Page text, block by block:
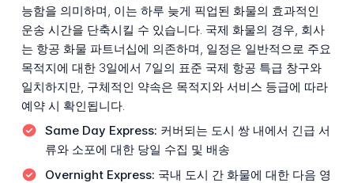
능함을 의미하며, 이는 하루 늦게 픽업된 화물의 효과적인
운송 시간을 단축시킬 수 있습니다. 국제 화물의 경우, 회사
는 항공 화물 파트너십에 의존하며, 일정은 일반적으로 주요
목적지에 대한 3일에서 7일의 표준 국제 항공 특급 창구와
일치하지만, 구체적인 약속은 목적지와 서비스 등급에 따라
예약 시 확인됩니다.
Same Day Express: 커버되는 도시 쌍 내에서 긴급 서
류와 소포에 대한 당일 수집 및 배송
Overnight Express: 국내 도시 간 화물에 대한 다음 영